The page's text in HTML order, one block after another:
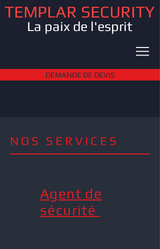
TEMPLAR SECURITY
La paix de l'esprit
DEMANDE DE DEVIS
NOS SERVICES
Agent de
sécurité